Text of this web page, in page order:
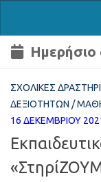
Ημερήσιο
ΣΧΟΛΙΚΈΣ
ΔΕΞΙΟΤΉΤΩΝ /
16 ΔΕΚΕΜΒΡΊΟΥ